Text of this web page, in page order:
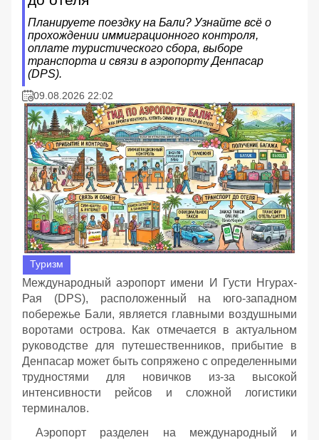
Планируете поездку на Бали? Узнайте всё о
прохождении иммиграционного контроля,
оплате туристического сбора, выборе
транспорта и связи в аэропорту Денпасар
(DPS).
09.08.2026 22:02
Туризм
Международный аэропорт имени И Густи Нгурах-
Рая (DPS), расположенный на юго-западном
побережье Бали, является главными воздушными
воротами острова. Как отмечается в актуальном
руководстве для путешественников, прибытие в
Денпасар может быть сопряжено с определенными
трудностями для новичков из-за высокой
интенсивности рейсов и сложной логистики
терминалов.
Аэропорт разделен на международный и